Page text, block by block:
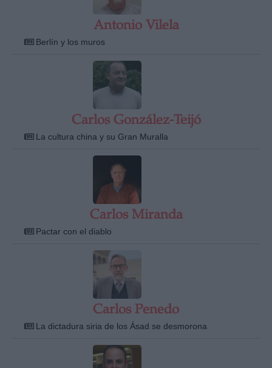
Antonio Vilela
Berlín y los muros
Carlos González-Teijó
La cultura china y su Gran Muralla
Carlos Miranda
Pactar con el diablo
Carlos Penedo
La dictadura siria de los Ásad se desmorona